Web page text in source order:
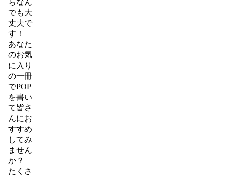
らなん
でも大
丈夫で
す！
あなた
のお気
に入り
の一冊
でPOP
を書い
て皆さ
んにお
すすめ
してみ
ません
か？
たくさ